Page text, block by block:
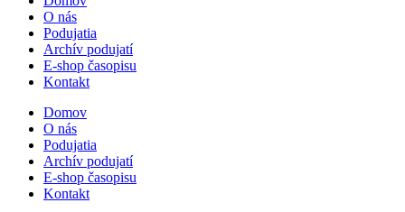
O nás
Podujatia
Archív podujatí
E-shop časopisu
Kontakt
Domov
O nás
Podujatia
Archív podujatí
E-shop časopisu
Kontakt